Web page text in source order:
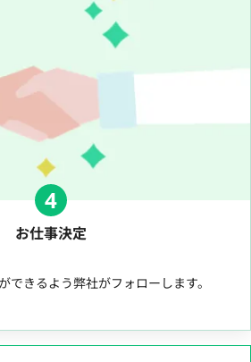
4
お仕事決定
できるよう弊社がフォローします。